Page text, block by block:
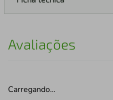
Avaliações
Carregando…